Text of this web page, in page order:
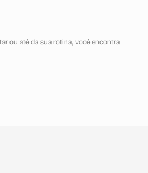
ou até da sua rotina, você encontra